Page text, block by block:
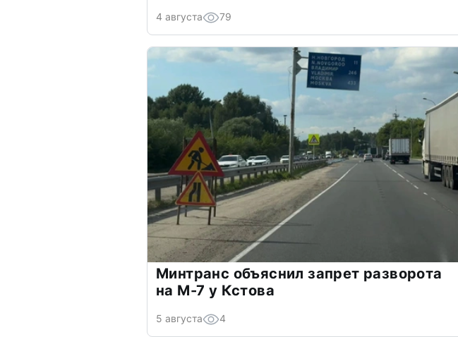
4 августа 79
Минтранс объяснил запрет разворота
на М-7 у Кстова
5 августа 4